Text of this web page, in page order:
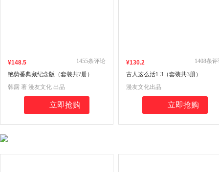
¥148.5
艳势番典藏纪念版（套装共7册）
1455条评论
韩露 著 漫友文化 出品
立即抢购
¥130.2
古人这么活1-3（套装共3册）
1408条
漫友文化出品
立即抢购